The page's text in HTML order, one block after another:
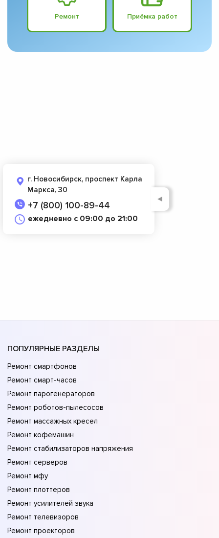
Ремонт Приёмка работ
г. Новосибирск, проспект Карла
Маркса, 30
+7 (800) 100-89-44
ежедневно с 09:00 до 21:00
◄
ПОПУЛЯРНЫЕ РАЗДЕЛЫ
Ремонт смартфонов
Ремонт смарт-часов
Ремонт парогенераторов
Ремонт роботов-пылесосов
Ремонт массажных кресел
Ремонт кофемашин
Ремонт стабилизаторов напряжения
Ремонт серверов
Ремонт мфу
Ремонт плоттеров
Ремонт усилителей звука
Ремонт телевизоров
Ремонт проекторов